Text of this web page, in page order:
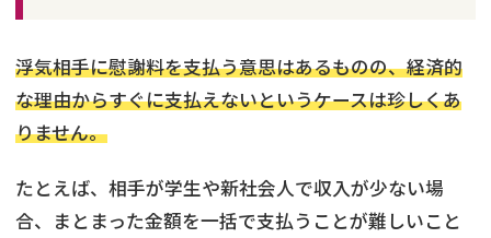
浮気相手に慰謝料を支払う意思はあるものの、経済的
な理由からすぐに支払えないというケースは珍しくあ
りません。
たとえば、相手が学生や新社会人で収入が少ない場
合、まとまった金額を一括で支払うことが難しいこと